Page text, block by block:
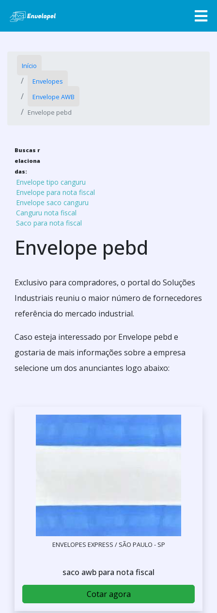
Início
Envelopes
Envelope AWB
Envelope pebd
Buscas r
elaciona
das:
Envelope tipo canguru
Envelope para nota fiscal
Envelope saco canguru
Canguru nota fiscal
Saco para nota fiscal
Envelope pebd
Exclusivo para compradores, o portal do Soluções
Industriais reuniu o maior número de fornecedores
referência do mercado industrial.
Caso esteja interessado por Envelope pebd e
gostaria de mais informações sobre a empresa
selecione um dos anunciantes logo abaixo:
ENVELOPES EXPRESS / SÃO PAULO - SP
saco awb para nota fiscal
Cotar agora